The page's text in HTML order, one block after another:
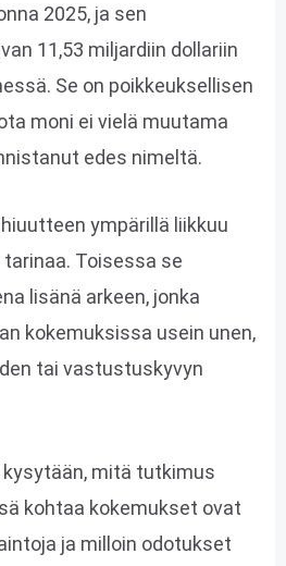
2025, ja sen
11,53 miljardiin dollariin
Se on poikkeuksellisen
moni ei vielä muutama
edes nimeltä.
ympärillä liikkuu
Toisessa se
lisänä arkeen, jonka
kokemuksissa usein unen,
tai vastustuskyvyn
mitä tutkimus
kohtaa kokemukset ovat
ja milloin odotukset